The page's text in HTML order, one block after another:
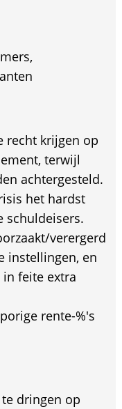
recht krijgen op
terwijl
achtergesteld.
het hardst
schuldeisers.
verergerd
instellingen, en
feite extra
rente-%'s
dringen op